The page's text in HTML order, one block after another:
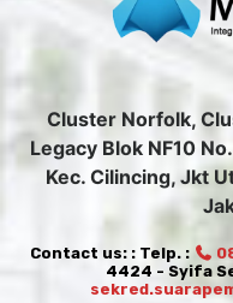
Cluster Norfolk,
Legacy Blok NF10
Kec. Cilincing, Jkt
Contact us: : Telp. :
4424 - Syifa